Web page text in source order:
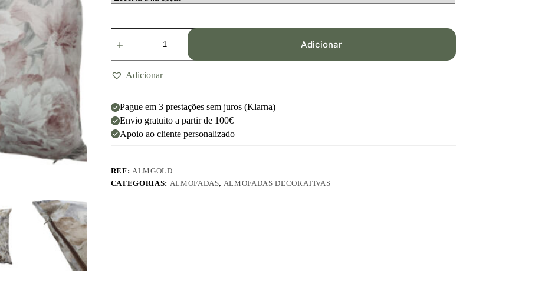
Adicionar
Adicionar
Pague em 3 prestações sem juros (Klarna)
Envio gratuito a partir de 100€
Apoio ao cliente personalizado
REF: ALMGOLD
CATEGORIAS: ALMOFADAS, ALMOFADAS DECORATIVAS